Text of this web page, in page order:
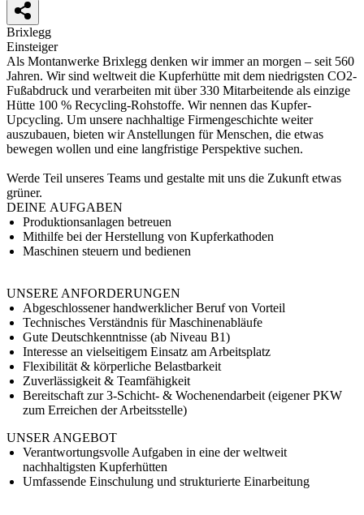
Brixlegg
Einsteiger
Als Montanwerke Brixlegg denken wir immer an morgen – seit 560
Jahren. Wir sind weltweit die Kupferhütte mit dem niedrigsten CO2-
Fußabdruck und verarbeiten mit über 330 Mitarbeitende als einzige
Hütte 100 % Recycling-Rohstoffe. Wir nennen das Kupfer-
Upcycling. Um unsere nachhaltige Firmengeschichte weiter
auszubauen, bieten wir Anstellungen für Menschen, die etwas
bewegen wollen und eine langfristige Perspektive suchen.
Werde Teil unseres Teams und gestalte mit uns die Zukunft etwas
grüner.
DEINE AUFGABEN
Produktionsanlagen betreuen
Mithilfe bei der Herstellung von Kupferkathoden
Maschinen steuern und bedienen
UNSERE ANFORDERUNGEN
Abgeschlossener handwerklicher Beruf von Vorteil
Technisches Verständnis für Maschinenabläufe
Gute Deutschkenntnisse (ab Niveau B1)
Interesse an vielseitigem Einsatz am Arbeitsplatz
Flexibilität & körperliche Belastbarkeit
Zuverlässigkeit & Teamfähigkeit
Bereitschaft zur 3-Schicht- & Wochenendarbeit (eigener PKW
zum Erreichen der Arbeitsstelle)
UNSER ANGEBOT
Verantwortungsvolle Aufgaben in eine der weltweit
nachhaltigsten Kupferhütten
Umfassende Einschulung und strukturierte Einarbeitung